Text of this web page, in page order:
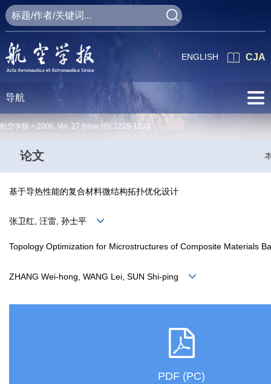
CJA
ENGLISH
导航
航空学报 > 2006, Vol. 27 Issue (6): 1229-1233
论文
基于导热性能的复合材料微结构拓扑优化设计
张卫红, 汪雷, 孙士平
Topology Optimization for Microstructures of Composite Materials
ZHANG Wei-hong, WANG Lei, SUN Shi-ping
PDF (PC)